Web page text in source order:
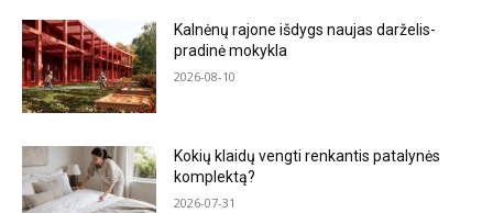
Kalnėnų rajone išdygs naujas darželis-
pradinė mokykla
2026-08-10
Kokių klaidų vengti renkantis patalynės
komplektą?
2026-07-31